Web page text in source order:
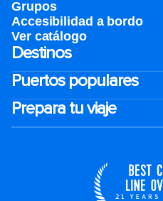
Grupos
Accesibilidad a bordo
Ver catálogo
Destinos
Puertos populares
Prepara tu viaje